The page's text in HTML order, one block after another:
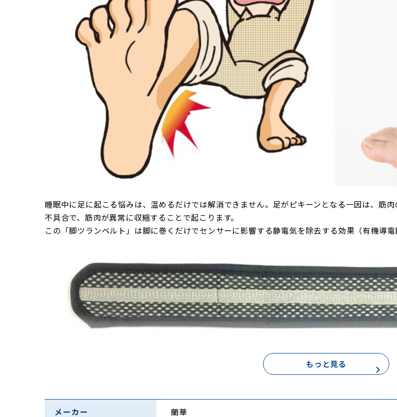
睡眠中に足に起こる悩みは、温めるだけでは解消できません。足がピキーンとなる一因は、筋
不具合で、筋肉が異常に収縮することで起こります。
この「脚ツランベルト」は脚に巻くだけでセンサーに影響する静電気を除去する効果（有機導電
もっと見る
メーカー 蘭華